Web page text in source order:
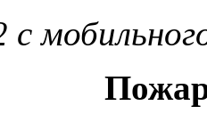
с